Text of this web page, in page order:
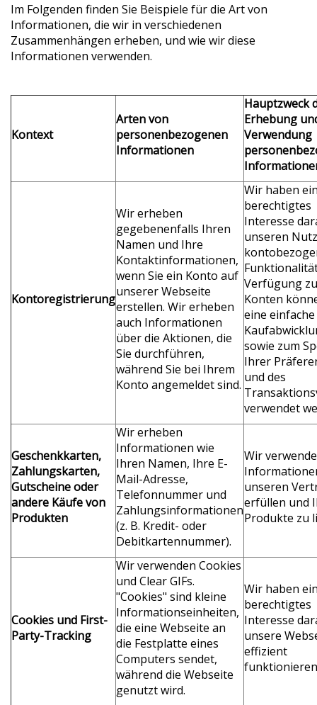
Im Folgenden finden Sie Beispiele für die Art von
Informationen, die wir in verschiedenen
Zusammenhängen erheben, und wie wir diese
Informationen verwenden.
Kontext
Arten von
personenbezogenen
Informationen
Hauptzweck
Erhebung
Verwendung
Kontoregistrierung
Wir erheben
gegebenenfalls Ihren
Namen und Ihre
Kontaktinformationen,
wenn Sie ein Konto auf
unserer Webseite
erstellen. Wir erheben
auch Informationen
über die Aktionen, die
Sie durchführen,
während Sie bei Ihrem
Konto angemeldet sind.
Wir haben
berechtigtes
Interesse
unseren
Verfügung
Konten
eine einfache
sowie zum
Ihrer
und des
verwendet
Geschenkkarten,
Zahlungskarten,
Gutscheine oder
andere Käufe von
Produkten
Wir erheben
Informationen wie
Ihren Namen, Ihre E-
Mail-Adresse,
Telefonnummer und
Zahlungsinformationen
(z. B. Kredit- oder
Debitkartennummer).
Wir
unseren
erfüllen und
Produkte zu
Cookies und First-
Party-Tracking
Wir verwenden Cookies
und Clear GIFs.
"Cookies" sind kleine
Informationseinheiten,
die eine Webseite an
die Festplatte eines
Computers sendet,
während die Webseite
genutzt wird.
Wir haben
berechtigtes
Interesse
unsere
effizient